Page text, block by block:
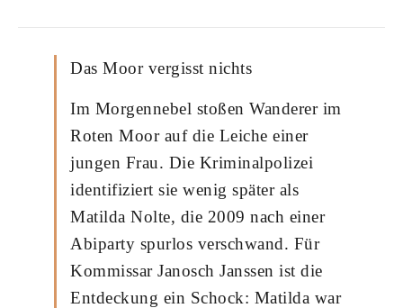
Das Moor vergisst nichts
Im Morgennebel stoßen Wanderer im
Roten Moor auf die Leiche einer
jungen Frau. Die Kriminalpolizei
identifiziert sie wenig später als
Matilda Nolte, die 2009 nach einer
Abiparty spurlos verschwand. Für
Kommissar Janosch Janssen ist die
Entdeckung ein Schock: Matilda war